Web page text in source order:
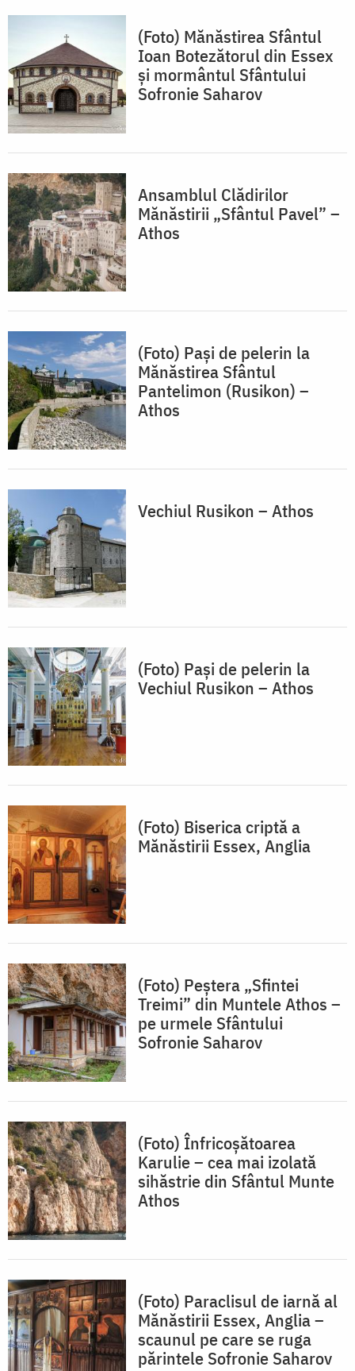
(Foto) Mănăstirea Sfântul
Ioan Botezătorul din Essex
și mormântul Sfântului
Sofronie Saharov
Ansamblul Clădirilor
Mănăstirii „Sfântul Pavel” –
Athos
(Foto) Pași de pelerin la
Mănăstirea Sfântul
Pantelimon (Rusikon) –
Athos
Vechiul Rusikon – Athos
(Foto) Pași de pelerin la
Vechiul Rusikon – Athos
(Foto) Biserica criptă a
Mănăstirii Essex, Anglia
(Foto) Peștera „Sfintei
Treimi” din Muntele Athos –
pe urmele Sfântului
Sofronie Saharov
(Foto) Înfricoșătoarea
Karulie – cea mai izolată
sihăstrie din Sfântul Munte
Athos
(Foto) Paraclisul de iarnă al
Mănăstirii Essex, Anglia –
scaunul pe care se ruga
părintele Sofronie Saharov